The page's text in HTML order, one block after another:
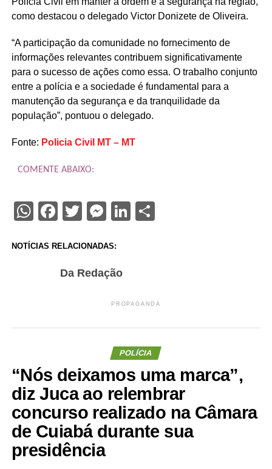
como destacou o delegado Victor Donizete de Oliveira.
“A participação da comunidade no fornecimento de
informações relevantes contribuem significativamente
para o sucesso de ações como essa. O trabalho conjunto
entre a polícia e a sociedade é fundamental para a
manutenção da segurança e da tranquilidade da
população”, pontuou o delegado.
Fonte: Policia Civil MT – MT
COMENTE ABAIXO:
WhatsApp
Facebook
Twitter
Messenger
LinkedIn
Share
NOTÍCIAS RELACIONADAS:
Da Redação
PROPAGANDA
POLÍCIA
“Nós deixamos uma marca”,
diz Juca ao relembrar
concurso realizado na Câmara
de Cuiabá durante sua
presidência